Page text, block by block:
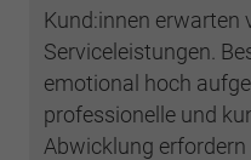
Kund:innen erwarten
Serviceleistungen.
emotional hoch
professionelle und
Abwicklung